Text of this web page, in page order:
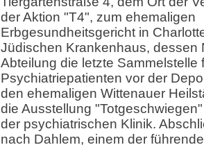
der Aktion "T4", zum ehemaligen
Erbgesundheitsgericht in
Jüdischen Krankenhaus, dessen
Abteilung die letzte Sammelstelle
Psychiatriepatienten vor der
den ehemaligen Wittenauer
die Ausstellung
der psychiatrischen Klinik.
nach Dahlem, einem der